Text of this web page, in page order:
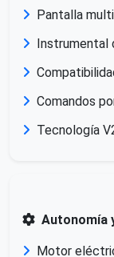
Pantalla
Instrumental
Comandos
Tecnología
Autonomía
Motor